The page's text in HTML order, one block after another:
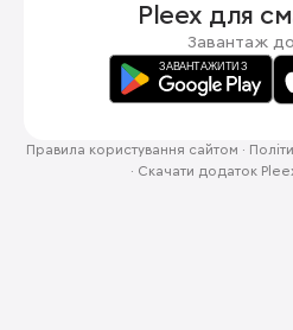
Pleex для
Завантаж
Правила користування сайтом ·
· Скачати додаток